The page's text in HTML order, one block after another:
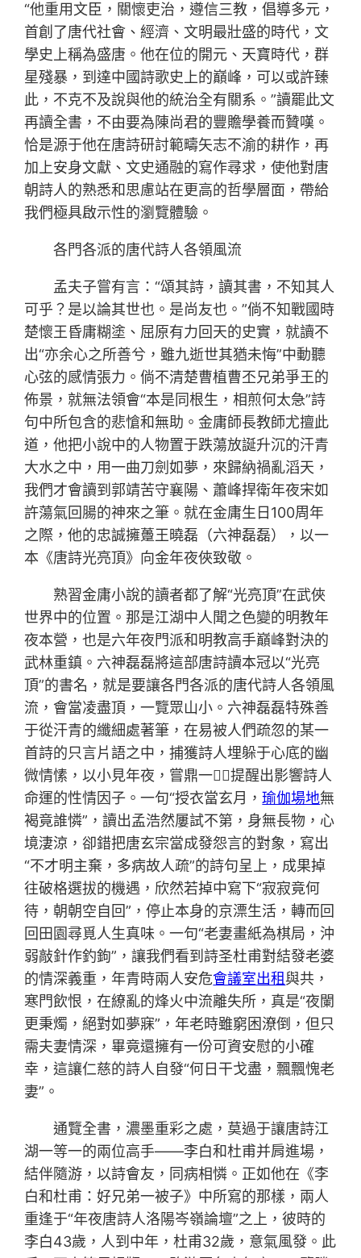
“他重用文臣，關懷吏治，遵信三教，倡導多元，
首創了唐代社會、經濟、文明最壯盛的時代，文
學史上稱為盛唐。他在位的開元、天寶時代，群
星殘暴，到達中國詩歌史上的巔峰，可以或許臻
此，不克不及說與他的統治全有關系。”讀罷此文
再讀全書，不由要為陳尚君的豐贍學養而贊嘆。
恰是源于他在唐詩研討範疇矢志不渝的耕作，再
加上安身文獻、文史通融的寫作尋求，使他對唐
朝詩人的熟悉和思慮站在更高的哲學層面，帶給
我們極具啟示性的瀏覽體驗。
各門各派的唐代詩人各領風流
孟夫子嘗有言：“頌其詩，讀其書，不知其人
可乎？是以論其世也。是尚友也。”倘不知戰國時
楚懷王昏庸糊塗、屈原有力回天的史實，就讀不
出“亦余心之所善兮，雖九逝世其猶未悔”中動聽
心弦的感情張力。倘不清楚曹植曹丕兄弟爭王的
佈景，就無法領會“本是同根生，相煎何太急”詩
句中所包含的悲愴和無助。金庸師長教師尤擅此
道，他把小說中的人物置于跌蕩放誕升沉的汗青
大水之中，用一曲刀劍如夢，來歸納禍亂滔天，
我們才會讀到郭靖苦守襄陽、蕭峰捍衛年夜宋如
許蕩氣回腸的神來之筆。就在金庸生日100周年
之際，他的忠誠擁躉王曉磊（六神磊磊），以一
本《唐詩光亮頂》向金年夜俠致敬。
熟習金庸小說的讀者都了解“光亮頂”在武俠
世界中的位置。那是江湖中人聞之色變的明教年
夜本營，也是六年夜門派和明教高手巔峰對決的
武林重鎮。六神磊磊將這部唐詩讀本冠以“光亮
頂”的書名，就是要讓各門各派的唐代詩人各領風
流，會當凌盡頂，一覽眾山小。六神磊磊特殊善
于從汗青的纖細處著筆，在易被人們疏忽的某一
首詩的只言片語之中，捕獲詩人埋躲于心底的幽
微情愫，以小見年夜，嘗鼎一，提醒出影響詩人
命運的性情因子。一句“授衣當玄月，瑜伽場地無
褐竟誰憐”，讀出孟浩然屢試不第，身無長物，心
境淒涼，卻錯把唐玄宗當成發怨言的對象，寫出
“不才明主棄，多病故人疏”的詩句呈上，成果掉
往破格選拔的機遇，欣然若掉中寫下“寂寂竟何
待，朝朝空自回”，停止本身的京漂生活，轉而回
回田園尋覓人生真味。一句“老妻畫紙為棋局，沖
弱敲針作釣鉤”，讓我們看到詩圣杜甫對結發老婆
的情深義重，年青時兩人安危會議室出租與共，
寒門飲恨，在繚亂的烽火中流離失所，真是“夜闌
更秉燭，絕對如夢寐”，年老時雖窮困潦倒，但只
需夫妻情深，畢竟還擁有一份可資安慰的小確
幸，這讓仁慈的詩人自發“何日干戈盡，飄飄愧老
妻”。
通覽全書，濃墨重彩之處，莫過于讓唐詩江
湖一等一的兩位高手——李白和杜甫并肩進場，
結伴隨游，以詩會友，同病相憐。正如他在《李
白和杜甫：好兄弟一被子》中所寫的那樣，兩人
重逢于“年夜唐詩人洛陽岑嶺論壇”之上，彼時的
李白43歲，人到中年，杜甫32歲，意氣風發。此